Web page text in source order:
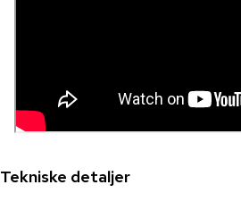
Tekniske detaljer